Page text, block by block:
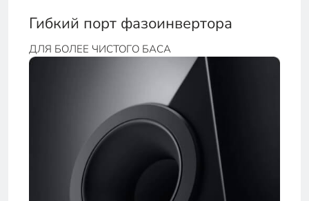
Гибкий порт фазоинвертора
ДЛЯ БОЛЕЕ ЧИСТОГО БАСА